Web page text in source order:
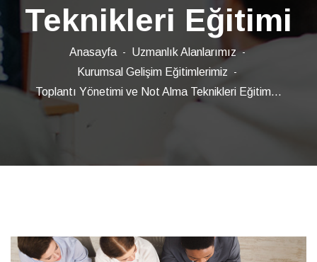
Teknikleri Eğitimi
Anasayfa
Uzmanlık Alanlarımız
Kurumsal Gelişim Eğitimlerimiz
Toplantı Yönetimi ve Not Alma Teknikleri Eğitim...